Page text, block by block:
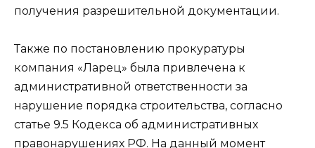
получения разрешительной документации.
Также по постановлению прокуратуры
компания «Ларец» была привлечена к
административной ответственности за
нарушение порядка строительства, согласно
статье 9.5 Кодекса об административных
правонарушениях РФ. На данный момент